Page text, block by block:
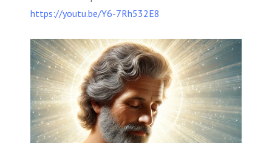
https://youtu.be/Y6-7Rh532E8